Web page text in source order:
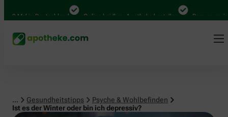
Mal in Deutschland Online bei Ihrer Apotheke bestellen Bequem
... Gesundheitstipps
Psyche & Wohlbefinden
Ist es der Winter oder bin ich depressiv?
Psyche & Wohlbefinden